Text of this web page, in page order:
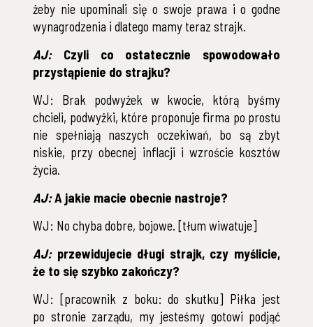
żeby nie upominali się o swoje prawa i o godne
wynagrodzenia i dlatego mamy teraz strajk.
AJ: Czyli co ostatecznie spowodowało
przystąpienie do strajku?
WJ: Brak podwyżek w kwocie, którą byśmy
chcieli, podwyżki, które proponuje firma po prostu
nie spełniają naszych oczekiwań, bo są zbyt
niskie, przy obecnej inflacji i wzroście kosztów
życia.
AJ:A jakie macie obecnie nastroje?
WJ: No chyba dobre, bojowe. [tłum wiwatuje]
AJ: przewidujecie długi strajk, czy myślicie,
że to się szybko zakończy?
WJ: [pracownik z boku: do skutku] Piłka jest
po stronie zarządu, my jesteśmy gotowi podjąć